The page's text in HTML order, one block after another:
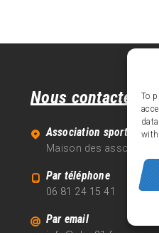
To
Nous contacter
Association sportive
Maison des
Par téléphone
06 81 24 15 41
Par email